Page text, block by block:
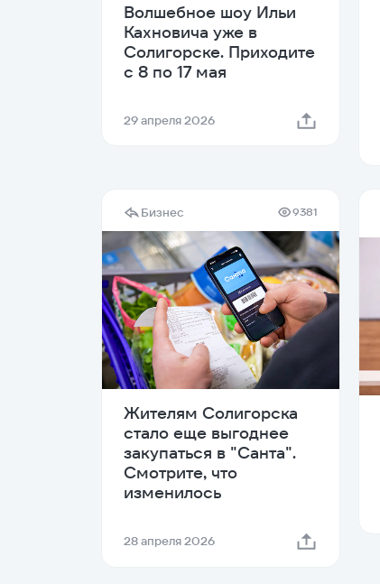
Волшебное шоу Ильи
Кахновича уже в
Солигорске. Приходите
с 8 по 17 мая
29 апреля 2026
Бизнес 9381
Жителям Солигорска
стало еще выгоднее
закупаться в "Санта".
Смотрите, что
изменилось
28 апреля 2026